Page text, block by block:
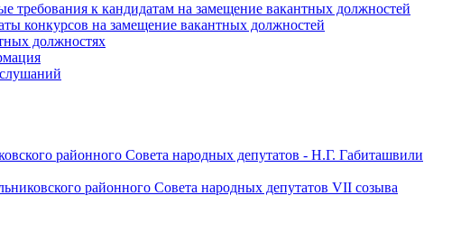
требования к кандидатам на замещение вакантных должностей
конкурсов на замещение вакантных должностей
должностях
районного Совета народных депутатов - Н.Г. Габиташвили
районного Совета народных депутатов VII созыва